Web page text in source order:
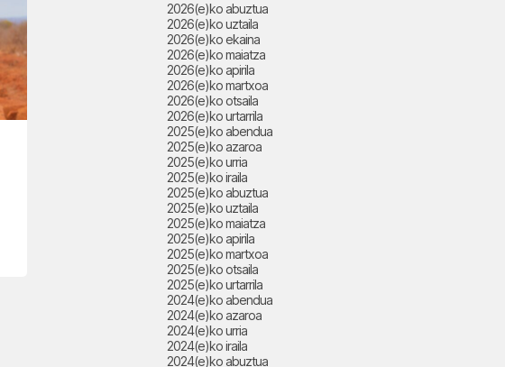
2026(e)ko abuztua
2026(e)ko uztaila
2026(e)ko ekaina
2026(e)ko maiatza
2026(e)ko apirila
2026(e)ko martxoa
2026(e)ko otsaila
2026(e)ko urtarrila
2025(e)ko abendua
2025(e)ko azaroa
2025(e)ko urria
2025(e)ko iraila
2025(e)ko abuztua
2025(e)ko uztaila
2025(e)ko maiatza
2025(e)ko apirila
2025(e)ko martxoa
2025(e)ko otsaila
2025(e)ko urtarrila
2024(e)ko abendua
2024(e)ko azaroa
2024(e)ko urria
2024(e)ko iraila
2024(e)ko abuztua